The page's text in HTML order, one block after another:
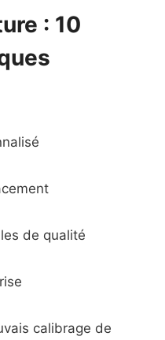
: 10
de qualité
calibrage de